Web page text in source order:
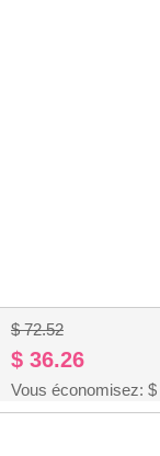
$ 72.52
$ 36.26
Vous économisez: $